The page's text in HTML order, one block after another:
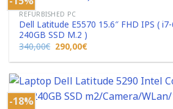
REFURBISHED PC
Dell Latitude E5570 15.6″ FHD IPS (
240GB SSD M.2 )
340,00€ Original
price
was:
290,00€Η
τιμή
290,00€.
-18%